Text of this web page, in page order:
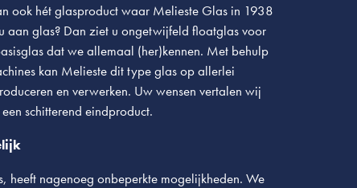
ook hét glasproduct waar Melieste Glas in 1938
aan glas? Dan ziet u ongetwijfeld floatglas voor
dat we allemaal (her)kennen. Met behulp
kan Melieste dit type glas op allerlei
en verwerken. Uw wensen vertalen wij
schitterend eindproduct.
heeft nagenoeg onbeperkte mogelijkheden. We